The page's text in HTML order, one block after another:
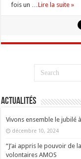
fois un …Lire la suite »
Actualités
Vivons ensemble le jubilé
décembre 10, 2024
“J’ai appris le pouvoir de
volontaires AMOS